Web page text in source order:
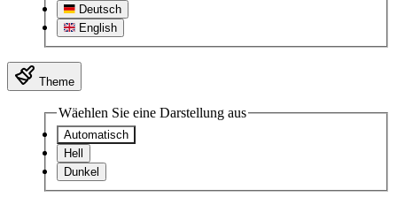
Deutsch
English
Theme
Wäehlen Sie eine Darstellung aus
Automatisch
Hell
Dunkel